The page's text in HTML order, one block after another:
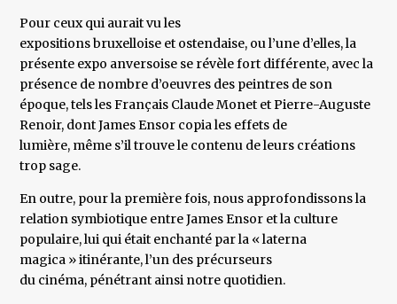
Pour ceux qui aurait vu les
expositions bruxelloise et ostendaise, ou l’une d’elles, la
présente expo anversoise se révèle fort différente, avec la
présence de nombre d’oeuvres des peintres de son
époque, tels les Français Claude Monet et Pierre-Auguste
Renoir, dont James Ensor copia les effets de
lumière, même s’il trouve le contenu de leurs créations
trop sage.
En outre, pour la première fois, nous approfondissons la
relation symbiotique entre James Ensor et la culture
populaire, lui qui était enchanté par la « laterna
magica » itinérante, l’un des précurseurs
du cinéma, pénétrant ainsi notre quotidien.